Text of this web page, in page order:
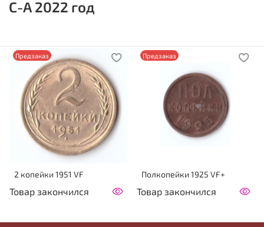
С-А 2022 год
Предзаказ
2 копейки 1951 VF
Товар закончился
Предзаказ
Полкопейки 1925 VF+
Товар закончился